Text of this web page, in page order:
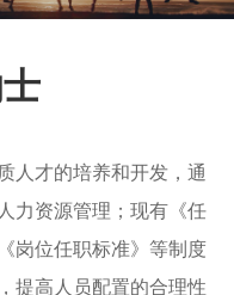
人才的培养和开发，通
力资源管理；现有《任
岗位任职标准》等制度
提高人员配置的合理性